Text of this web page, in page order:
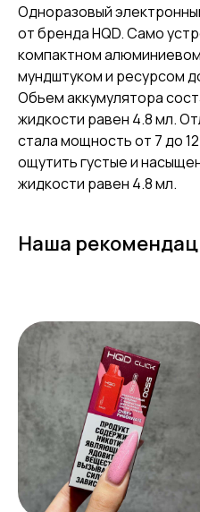
Одноразовый
от бренда HQD. Само
компактном
мундштуком и ресурсом
Обьем аккумулятора
жидкости равен 4.8 мл.
стала мощность от 7 до
ощутить густые и
жидкости равен 4.8 мл.
Наша